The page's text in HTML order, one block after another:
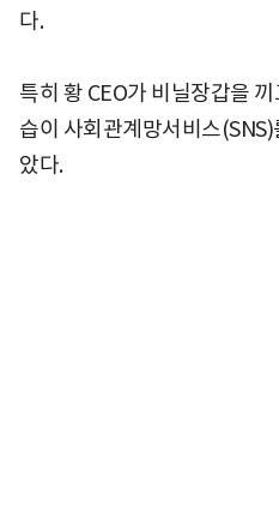
다.
특히 황 CEO가 비닐장갑을
습이 사회관계망서비스
았다.